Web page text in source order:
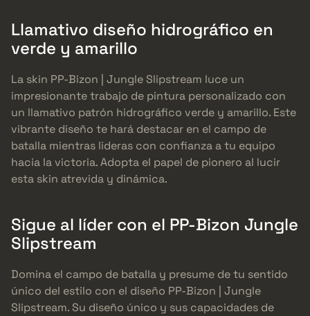
Llamativo diseño hidrográfico en
verde y amarillo
La skin PP-Bizon | Jungle Slipstream luce un
impresionante trabajo de pintura personalizado con
un llamativo patrón hidrográfico verde y amarillo. Este
vibrante diseño te hará destacar en el campo de
batalla mientras lideras con confianza a tu equipo
hacia la victoria. Adopta el papel de pionero al lucir
esta skin atrevida y dinámica.
Sigue al líder con el PP-Bizon Jungle
Slipstream
Domina el campo de batalla y presume de tu sentido
único del estilo con el diseño PP-Bizon | Jungle
Slipstream. Su diseño único y sus capacidades de